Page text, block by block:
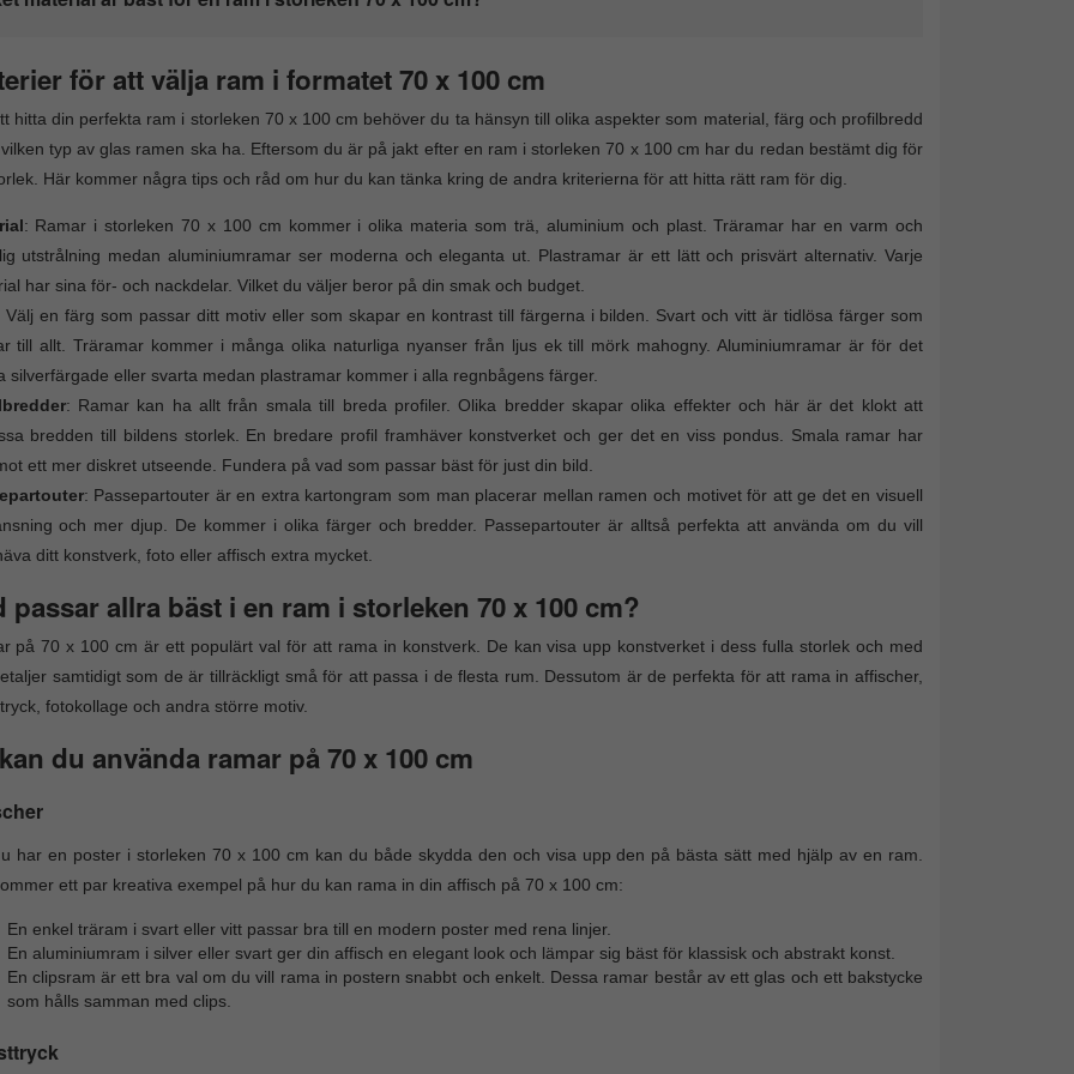
för att välja ram i formatet 70 x 100 cm
hitta din perfekta ram i storleken 70 x 100 cm behöver du ta hänsyn till olika aspekter som material, färg och profilbredd
typ av glas ramen ska ha. Eftersom du är på jakt efter en ram i storleken 70 x 100 cm har du redan bestämt dig för
Här kommer några tips och råd om hur du kan tänka kring de andra kriterierna för att hitta rätt ram för dig.
: Ramar i storleken 70 x 100 cm kommer i olika materia som trä, aluminium och plast. Träramar har en varm och
utstrålning medan aluminiumramar ser moderna och eleganta ut. Plastramar är ett lätt och prisvärt alternativ. Varje
har sina för- och nackdelar. Vilket du väljer beror på din smak och budget.
Välj en färg som passar ditt motiv eller som skapar en kontrast till färgerna i bilden. Svart och vitt är tidlösa färger som
till allt. Träramar kommer i många olika naturliga nyanser från ljus ek till mörk mahogny. Aluminiumramar är för det
silverfärgade eller svarta medan plastramar kommer i alla regnbågens färger.
: Ramar kan ha allt från smala till breda profiler. Olika bredder skapar olika effekter och här är det klokt att
bredden till bildens storlek. En bredare profil framhäver konstverket och ger det en viss pondus. Smala ramar har
ett mer diskret utseende. Fundera på vad som passar bäst för just din bild.
: Passepartouter är en extra kartongram som man placerar mellan ramen och motivet för att ge det en visuell
och mer djup. De kommer i olika färger och bredder. Passepartouter är alltså perfekta att använda om du vill
ditt konstverk, foto eller affisch extra mycket.
passar allra bäst i en ram i storleken 70 x 100 cm?
på 70 x 100 cm är ett populärt val för att rama in konstverk. De kan visa upp konstverket i dess fulla storlek och med
samtidigt som de är tillräckligt små för att passa i de flesta rum. Dessutom är de perfekta för att rama in affischer,
fotokollage och andra större motiv.
du använda ramar på 70 x 100 cm
har en poster i storleken 70 x 100 cm kan du både skydda den och visa upp den på bästa sätt med hjälp av en ram.
ett par kreativa exempel på hur du kan rama in din affisch på 70 x 100 cm:
En enkel träram i svart eller vitt passar bra till en modern poster med rena linjer.
En aluminiumram i silver eller svart ger din affisch en elegant look och lämpar sig bäst för klassisk och abstrakt konst.
En clipsram är ett bra val om du vill rama in postern snabbt och enkelt. Dessa ramar består av ett glas och ett bakstycke
som hålls samman med clips.